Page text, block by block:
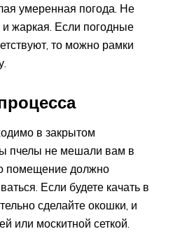
умеренная погода. Не
и жаркая. Если погодные
то можно рамки
в закрытом
пчелы не мешали вам в
помещение должно
Если будете качать в
сделайте окошки, и
или москитной сеткой.